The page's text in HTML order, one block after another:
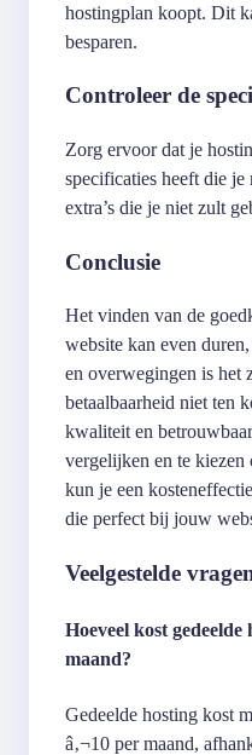
hostingplan koopt. Dit
besparen.
Controleer de
Zorg ervoor dat je
specificaties heeft die
extra’s die je niet zult
Conclusie
Het vinden van de
website kan even
en overwegingen is het
betaalbaarheid niet ten
kwaliteit en
vergelijken en te kiezen
kun je een
die perfect bij jouw
Veelgestelde
Hoeveel kost
maand?
Gedeelde hosting kost
â‚¬10 per maand,